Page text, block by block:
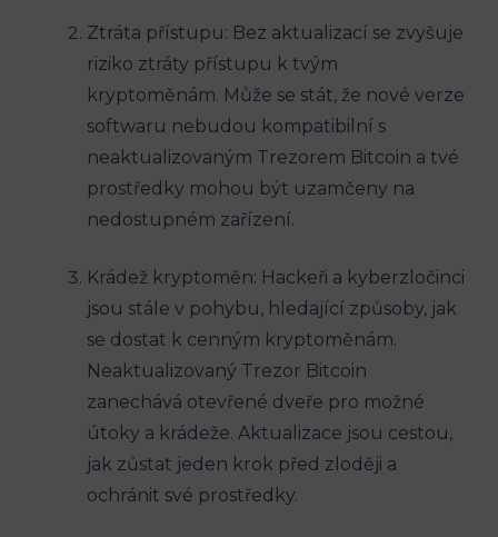
Ztráta přístupu: Bez aktualizací se zvyšuje
riziko ztráty přístupu k tvým
kryptoměnám. Může se stát, že nové verze
softwaru nebudou kompatibilní s
neaktualizovaným Trezorem Bitcoin a tvé
prostředky mohou být uzamčeny na
nedostupném zařízení.
Krádež kryptoměn: Hackeři a kyberzločinci
jsou stále v pohybu, hledající způsoby, jak
se dostat k cenným kryptoměnám.
Neaktualizovaný Trezor Bitcoin
zanechává otevřené dveře pro možné
útoky a krádeže. Aktualizace jsou cestou,
jak zůstat jeden krok před zloději a
ochránit své prostředky.